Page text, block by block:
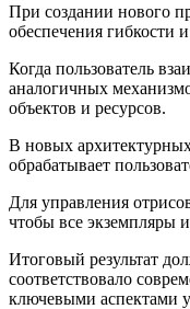
При создании нового
обеспечения гибкости
Когда пользователь
аналогичных
объектов и ресурсов.
В новых
обрабатывает
Для управления
чтобы все экземпляры
Итоговый результат
соответствовало
ключевыми аспектами